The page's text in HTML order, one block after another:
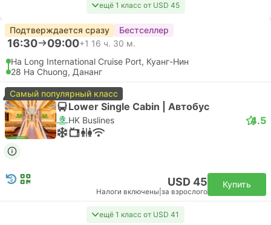
ещё 1 класс от USD 45
Подтверждается сразу Бестселлер
16:30 09:00+1 16 ч. 30 м.
Ha Long International Cruise Port, Куанг-Нин
28 Ha Chuong, Дананг
Самый популярный класс
Lower Single Cabin | Автобус
HK Buslines 4.5
USD 45
Налоги включены за взрослого
Купить
ещё 1 класс от USD 41